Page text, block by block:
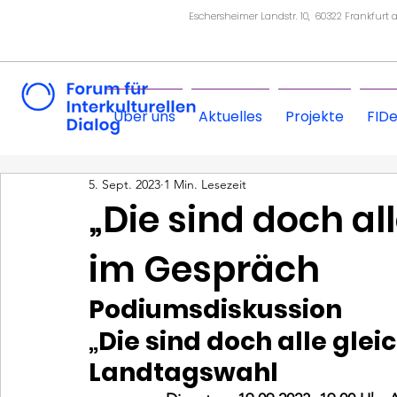
Eschersheimer Landstr. 10, 60322 Frankfurt
Über uns Aktuelles Projekte
„Die sind doch
im Gespräch
5. Sept. 2023 1 Min. Lesezeit
Podiumsdiskussion
„Die sind doch alle
Landtagswahl